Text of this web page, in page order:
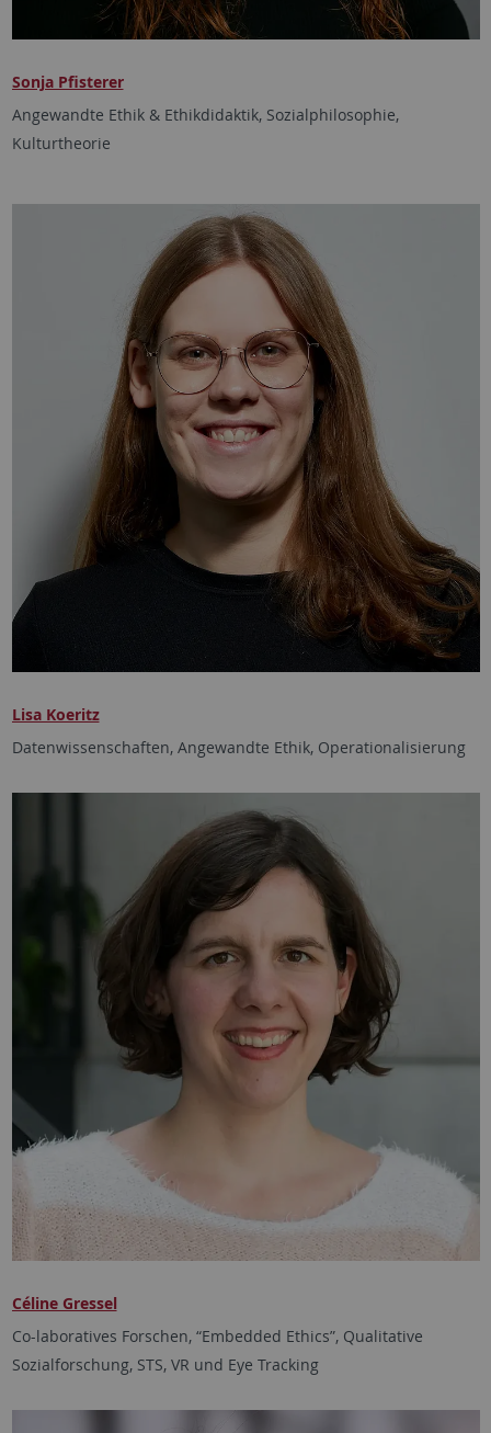
Sonja Pfisterer
Angewandte Ethik & Ethikdidaktik, Sozialphilosophie,
Kulturtheorie
Lisa Koeritz
Datenwissenschaften, Angewandte Ethik, Operationalisierung
Céline Gressel
Co-laboratives Forschen, “Embedded Ethics”, Qualitative
Sozialforschung, STS, VR und Eye Tracking